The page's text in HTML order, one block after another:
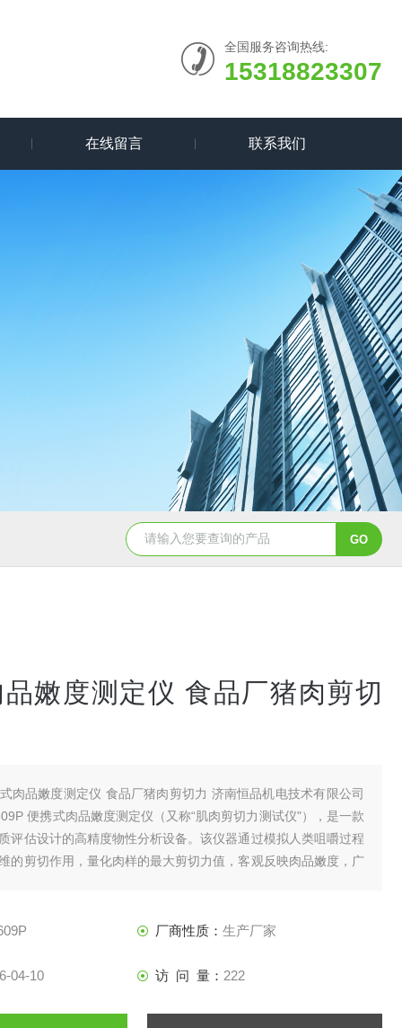
全国服务咨询热线:
15318823307
在线留言 联系我们
嫩度测定仪 食品厂猪肉剪切
肉品嫩度测定仪 食品厂猪肉剪切力 济南恒品机电技术有限公司
便携式肉品嫩度测定仪‌（又称“肌肉剪切力测试仪"），是一款
评估设计的高精度物性分析设备。该仪器通过模拟人类咀嚼过程
的剪切作用，量化肉样的最大剪切力值，客观反映肉品嫩度，广
厂商性质： 生产厂家
04-10 访 问 量： 222